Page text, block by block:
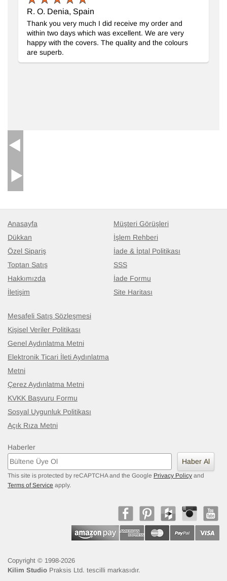
Vintage Anadolu Tülü
120 cm x 187 cm
30.410TL
R. O. Denia, Spain
Thank you very much I did receive my order and
within two days which was excellent. We are very
happy with the covers. The quality and the colours
are superb.
Anasayfa
Dükkan
Özel Sipariş
Toptan Satış
Hakkımızda
İletişim
Müşteri Görüşleri
İşlem Rehberi
İade & İptal Politikası
SSS
İade Formu
Site Haritası
Mesafeli Satış Sözleşmesi
Kişisel Veriler Politikası
Genel Aydınlatma Metni
Elektronik Ticari İleti Aydınlatma
Metni
Çerez Aydınlatma Metni
KVKK Başvuru Formu
Sosyal Uygunluk Politikası
Açık Rıza Metni
Haberler
Haber Al
This site is protected by reCAPTCHA and the Google Privacy Policy and
Terms of Service apply.
Copyright © 1998-2026
Kilim Studio Praksis Ltd. tescilli markasıdır.